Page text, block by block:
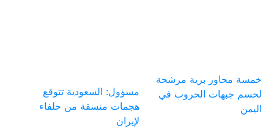
خمسة محاور برية مرشحة
لحسم جبهات الحروب في
اليمن
مسؤول: السعودية تتوقع
هجمات منسقة من حلفاء
لإيران